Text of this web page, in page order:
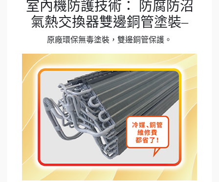
室內機防護技術： 防腐防沼
氣熱交換器雙邊銅管塗裝–
原廠環保無毒塗裝，雙邊銅管保護。